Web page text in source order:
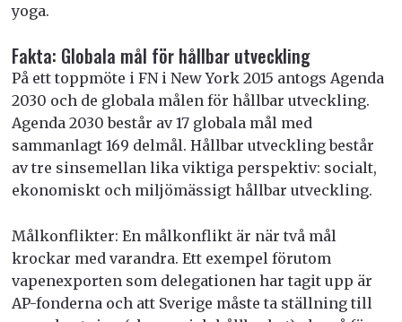
yoga.
Fakta: Globala mål för hållbar utveckling
På ett toppmöte i FN i New York 2015 antogs Agenda
2030 och de globala målen för hållbar utveckling.
Agenda 2030 består av 17 globala mål med
sammanlagt 169 delmål. Hållbar utveckling består
av tre sinsemellan lika viktiga perspektiv: socialt,
ekonomiskt och miljömässigt hållbar utveckling.
Målkonflikter: En målkonflikt är när två mål
krockar med varandra. Ett exempel förutom
vapenexporten som delegationen har tagit upp är
AP-fonderna och att Sverige måste ta ställning till